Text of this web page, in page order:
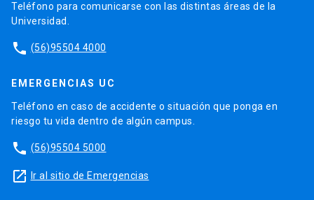
Teléfono para comunicarse con las distintas áreas de la
Universidad.
phone (56)95504 4000
EMERGENCIAS UC
Teléfono en caso de accidente o situación que ponga en
riesgo tu vida dentro de algún campus.
phone (56)95504 5000
launch Ir al sitio de Emergencias